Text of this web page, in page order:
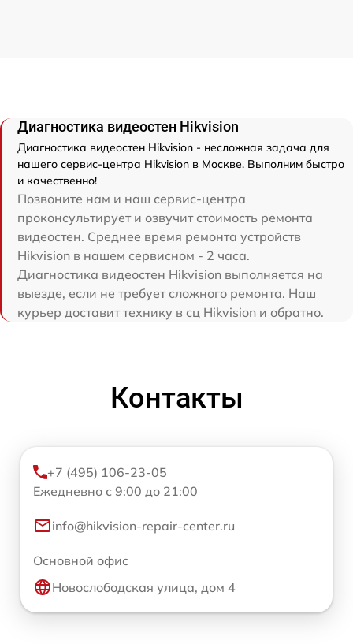
Диагностика видеостен Hikvision
Диагностика видеостен Hikvision - несложная задача для
нашего сервис-центра Hikvision в Москве. Выполним быстро
и качественно!
Позвоните нам и наш сервис-центра
проконсультирует и озвучит стоимость ремонта
видеостен. Среднее время ремонта устройств
Hikvision в нашем сервисном - 2 часа.
Диагностика видеостен Hikvision выполняется на
выезде, если не требует сложного ремонта. Наш
курьер доставит технику в сц Hikvision и обратно.
Контакты
+7 (495) 106-23-05
Ежедневно с 9:00 до 21:00
info@hikvision-repair-center.ru
Основной офис
Новослободская улица, дом 4